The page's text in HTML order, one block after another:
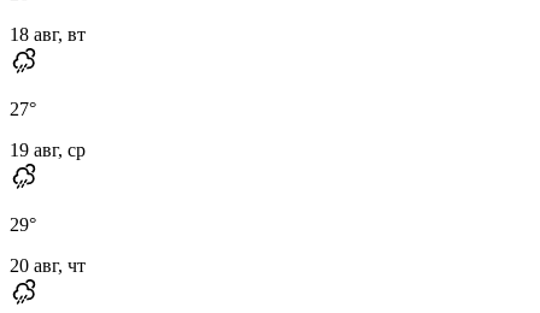
18 авг, вт
27°
19 авг, ср
29°
20 авг, чт